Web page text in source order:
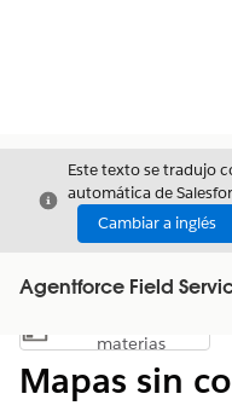
Cerrar
Este texto se tradujo
automática de
Cambiar a inglés
Agentforce Field
Mostrar índice
materias
Mapas sin